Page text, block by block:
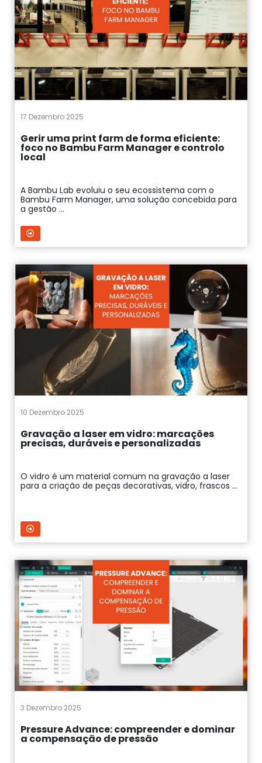
17 Dezembro 2025
Gerir uma print farm de forma eficiente:
foco no Bambu Farm Manager e controlo
local
A Bambu Lab evoluiu o seu ecossistema com o
Bambu Farm Manager, uma solução concebida para
a gestão ...
10 Dezembro 2025
Gravação a laser em vidro: marcações
precisas, duráveis e personalizadas
O vidro é um material comum na gravação a laser
para a criação de peças decorativas, vidro, frascos ...
3 Dezembro 2025
Pressure Advance: compreender e dominar
a compensação de pressão